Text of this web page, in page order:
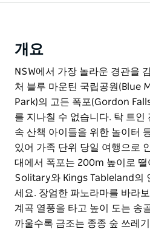
개요
NSW에서 가장 놀라운 경관을
처 블루 마운틴 국립공원(Blue
Park)의 고든 폭포(Gordon
를 지나칠 수 없습니다. 탁 트인
속 산책 아이들을 위한 놀이터
있어 가족 단위 당일 여행으로
대에서 폭포는 200m 높이로
Solitary와 Kings Tableland의
세요. 장엄한 파노라마를 바라
계곡 열풍을 타고 높이 도는 송
까울수록 금조는 종종 숲 쓰레